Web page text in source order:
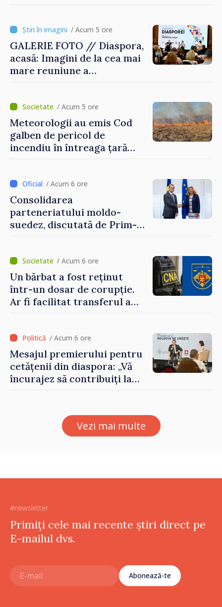
/ Acum 5 ore
GALERIE FOTO // Diaspora,
acasă: Imagini de la cea mai
mare reuniune a
/ Acum 5 ore
Meteorologii au emis Cod
galben de pericol de
incendiu în întreaga țară
/ Acum 6 ore
Consolidarea
parteneriatului moldo-
suedez, discutată de Prim-
Petra Lärke/ Acum 6 ore
Un bărbat a fost reținut
într-un dosar de corupție.
Ar fi facilitat transferul a
/ Acum 6 ore
Mesajul premierului pentru
cetățenii din diaspora: „Vă
încurajez să contribuiți la
Vezi mai multe
#newsletter
Primiți cele mai recente știri direct pe
E-mailul dvs.
Abonează-te